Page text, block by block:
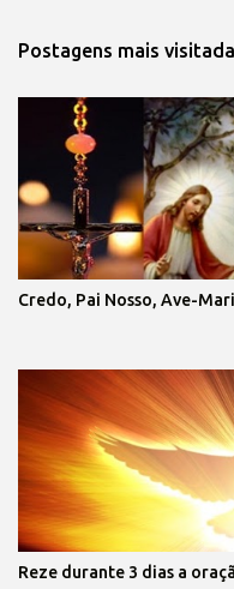
Postagens mais
Credo, Pai Nosso, Ave-
Reze durante 3 dias a